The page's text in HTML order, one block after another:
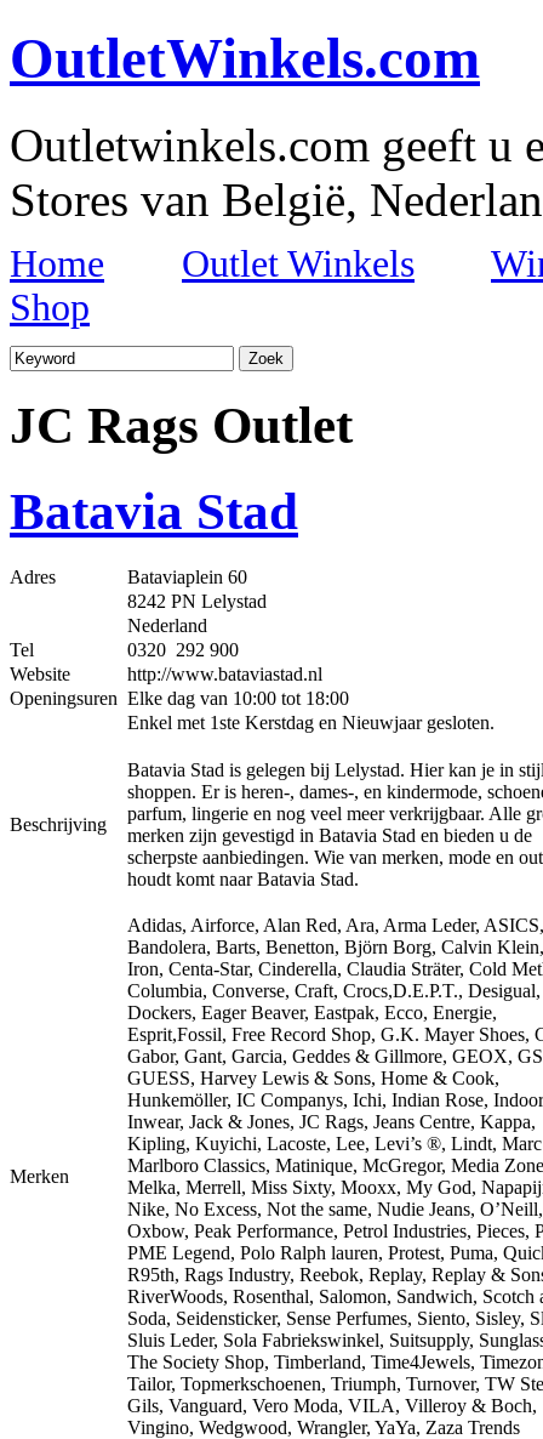
OutletWinkels.com
Outletwinkels.com geeft u
Stores van België,
Home Outlet Winkels
Shop
JC Rags Outlet
Batavia Stad
Adres
Bataviaplein 60
8242 PN Lelystad
Nederland
Tel
0320 292 900
Website
http://www.bataviastad.nl
Openingsuren Elke dag van 10:00 tot 18:00
Enkel met 1ste Kerstdag en Nieuwjaar gesloten.
Beschrijving
Batavia Stad is gelegen bij Lelystad. Hier kan je in
shoppen. Er is heren-, dames-, en kindermode,
parfum, lingerie en nog veel meer verkrijgbaar. Alle
merken zijn gevestigd in Batavia Stad en bieden u de
scherpste aanbiedingen. Wie van merken, mode en
houdt komt naar Batavia Stad.
Merken
Adidas, Airforce, Alan Red, Ara, Arma Leder, ASICS,
Bandolera, Barts, Benetton, Björn Borg, Calvin
Iron, Centa-Star, Cinderella, Claudia Sträter, Cold
Columbia, Converse, Craft, Crocs,D.E.P.T., Desigual,
Dockers, Eager Beaver, Eastpak, Ecco, Energie,
Esprit,Fossil, Free Record Shop, G.K. Mayer Shoes,
Gabor, Gant, Garcia, Geddes & Gillmore, GEOX,
GUESS, Harvey Lewis & Sons, Home & Cook,
Hunkemöller, IC Companys, Ichi, Indian Rose,
Inwear, Jack & Jones, JC Rags, Jeans Centre, Kappa,
Kipling, Kuyichi, Lacoste, Lee, Levi’s ®, Lindt,
Marlboro Classics, Matinique, McGregor, Media
Melka, Merrell, Miss Sixty, Mooxx, My God,
Nike, No Excess, Not the same, Nudie Jeans,
Oxbow, Peak Performance, Petrol Industries, Pieces,
PME Legend, Polo Ralph lauren, Protest, Puma,
R95th, Rags Industry, Reebok, Replay, Replay &
RiverWoods, Rosenthal, Salomon, Sandwich, Scotch
Soda, Seidensticker, Sense Perfumes, Siento, Sisley,
Sluis Leder, Sola Fabriekswinkel, Suitsupply,
The Society Shop, Timberland, Time4Jewels,
Tailor, Topmerkschoenen, Triumph, Turnover, TW
Gils, Vanguard, Vero Moda, VILA, Villeroy & Boch,
Vingino, Wedgwood, Wrangler, YaYa, Zaza Trends